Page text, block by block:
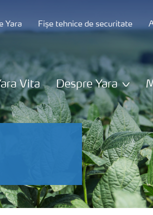
Yara Fișe tehnice de securitate
Vita Despre Yara